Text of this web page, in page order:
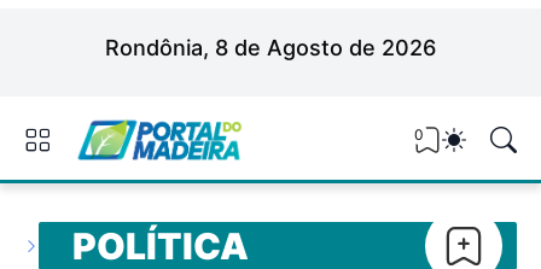
Rondônia, 8 de Agosto de 2026
0
POLÍTICA